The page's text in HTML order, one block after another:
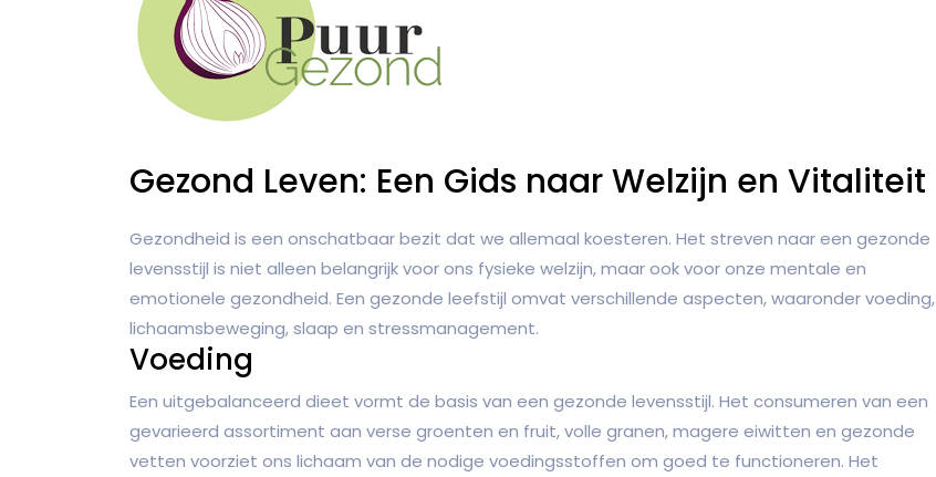
Gezond Leven: Een Gids naar Welzijn en Vitaliteit
Gezondheid is een onschatbaar bezit dat we allemaal koesteren. Het streven naar een gezonde
levensstijl is niet alleen belangrijk voor ons fysieke welzijn, maar ook voor onze mentale en
emotionele gezondheid. Een gezonde leefstijl omvat verschillende aspecten, waaronder voeding,
lichaamsbeweging, slaap en stressmanagement.
Voeding
Een uitgebalanceerd dieet vormt de basis van een gezonde levensstijl. Het consumeren van een
gevarieerd assortiment aan verse groenten en fruit, volle granen, magere eiwitten en gezonde
vetten voorziet ons lichaam van de nodige voedingsstoffen om goed te functioneren. Het